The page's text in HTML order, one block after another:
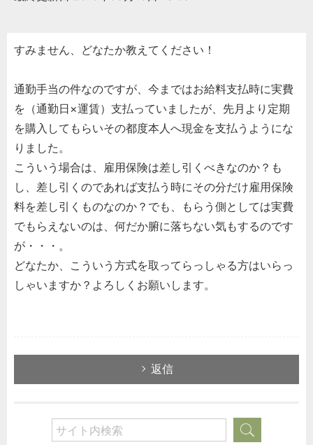
すみません、どなたか教えてください！
通勤手当の件なのですが、今まではお給料支払時に実費
を（通勤日×運賃）支払っていましたが、先月より定期
を購入してもらいその都度本人へ現金を支払うようにな
りました。
こういう場合は、雇用保険は差し引くべきなのか？も
し、差し引くのであれば支払う時にその分だけ雇用保険
料を差し引くものなのか？でも、もらう側としては実費
でもらえないのは、何だか腑に落ちない気もするのです
が・・・。
どなたか、こういう方式を取ってらっしゃる方はいらっ
しゃいますか？よろしくお願いします。
返信